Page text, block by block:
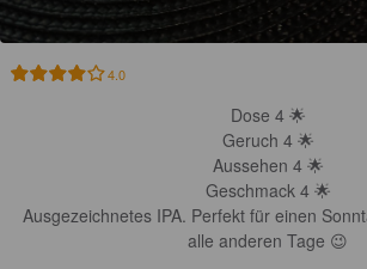
4.0
Dose 4 🌟
Geruch 4 🌟
Aussehen 4 🌟
Geschmack 4 🌟
Ausgezeichnetes IPA. Perfekt für einen
alle anderen Tage 😉